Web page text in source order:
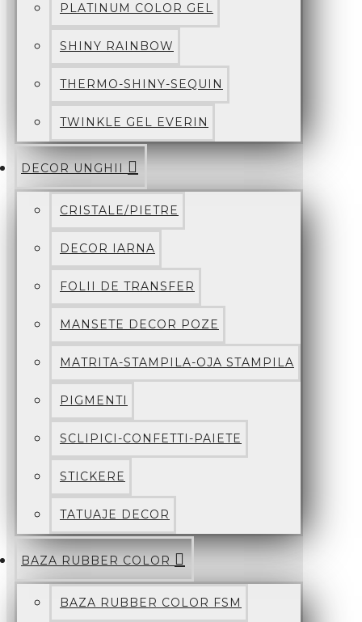
PLATINUM COLOR GEL
SHINY RAINBOW
THERMO-SHINY-SEQUIN
TWINKLE GEL EVERIN
DECOR UNGHII
CRISTALE/PIETRE
DECOR IARNA
FOLII DE TRANSFER
MANSETE DECOR POZE
MATRITA-STAMPILA-OJA STAMPILA
PIGMENTI
SCLIPICI-CONFETTI-PAIETE
STICKERE
TATUAJE DECOR
BAZA RUBBER COLOR
BAZA RUBBER COLOR FSM